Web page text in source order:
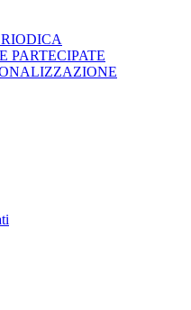
PARTECIPATE